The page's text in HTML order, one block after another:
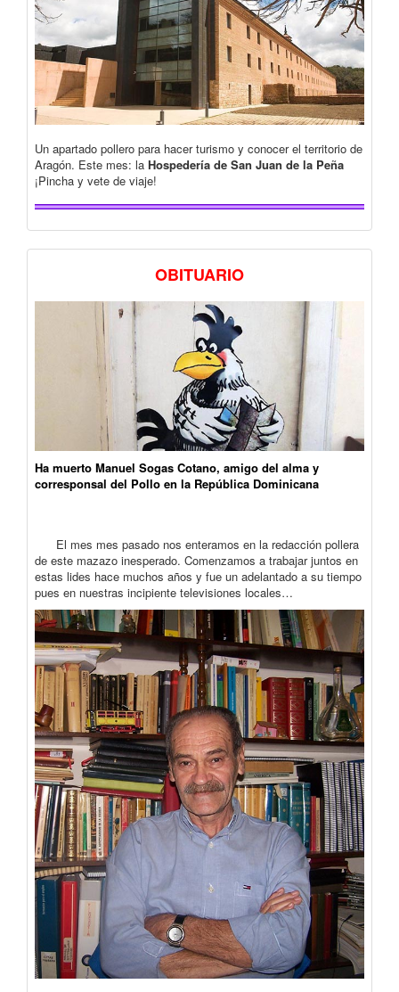
Un apartado pollero para hacer turismo y conocer el territorio de
Aragón. Este mes: la Hospedería de San Juan de la Peña
¡Pincha y vete de viaje!
OBITUARIO
Ha muerto Manuel Sogas Cotano, amigo del alma y
corresponsal del Pollo en la República Dominicana
El mes mes pasado nos enteramos en la redacción pollera
de este mazazo inesperado. Comenzamos a trabajar juntos en
estas lides hace muchos años y fue un adelantado a su tiempo
pues en nuestras incipiente televisiones locales…